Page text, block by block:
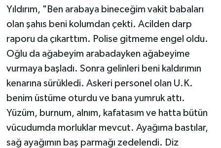
Yıldırım, "Ben arabaya bineceğim vakit babaları
olan şahıs beni kolumdan çekti. Acilden darp
raporu da çıkarttım. Polise gitmeme engel oldu.
Oğlu da ağabeyim arabadayken ağabeyime
vurmaya başladı. Sonra gelinleri beni kaldırımın
kenarına sürükledi. Askeri personel olan U.K.
benim üstüme oturdu ve bana yumruk attı.
Yüzüm, burnum, alnım, kafatasım ve hatta bütün
vücudumda morluklar mevcut. Ayağıma bastılar,
sağ ayağımın baş parmağı zedelendi. Diz